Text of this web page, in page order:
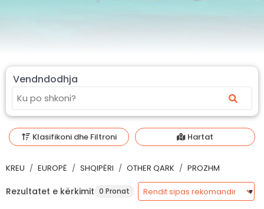
Vendndodhja
Klasifikoni dhe Filtroni Hartat
KREU EUROPË SHQIPËRI OTHER QARK PROZHM
Rezultatet e kërkimit 0 Pronat